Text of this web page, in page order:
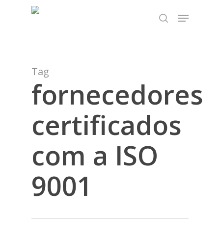
TEST89838
search
Menu
Tag
fornecedores
certificados
com a ISO
9001